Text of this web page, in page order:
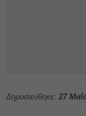
Δημοσιεύθηκε: 27